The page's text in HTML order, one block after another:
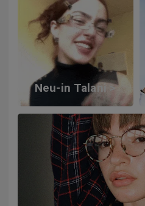
Neu-in Talani >